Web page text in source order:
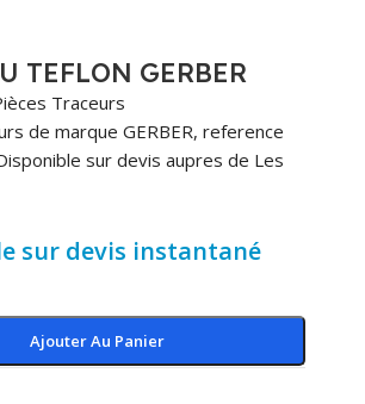
TEFLON GERBER
Traceurs
de marque GERBER, reference
sur devis aupres de Les
sur devis instantané
Ajouter Au Panier